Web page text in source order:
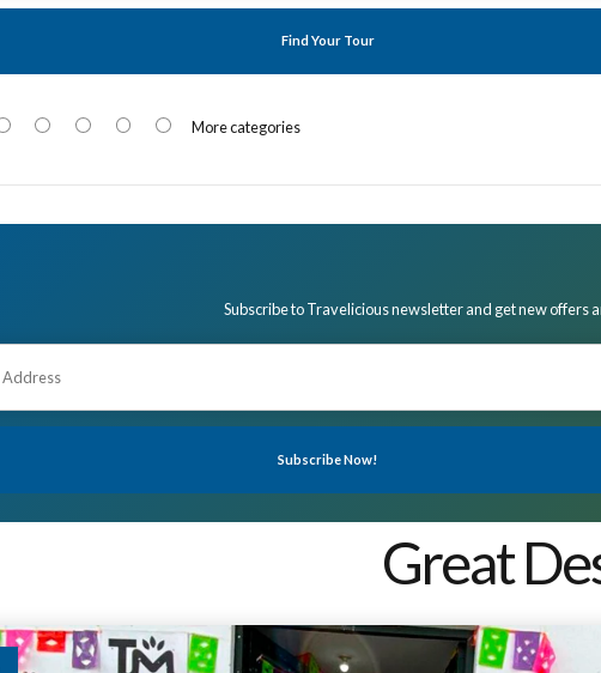
Find Your Tour
More categories
Subscribe to Travelicious newsletter and get new offers
Great